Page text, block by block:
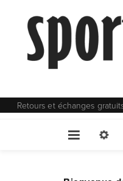
Retours et échanges